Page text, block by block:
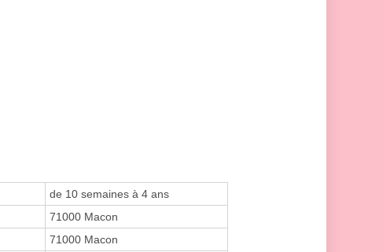
de 10 semaines à 4 ans
71000 Macon
71000 Macon